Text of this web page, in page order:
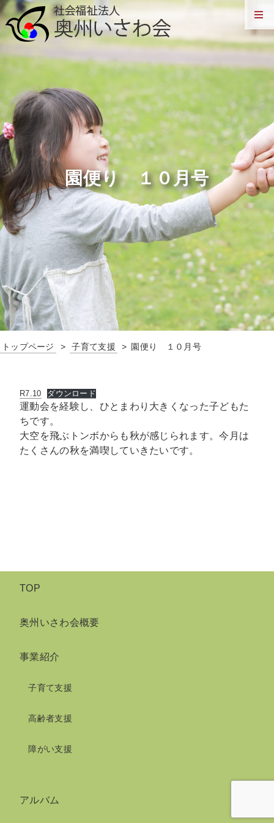
園便り １０月号
トップページ 子育て支援 園便り １０月号
R7.10 ダウンロード
運動会を経験し、ひとまわり大きくなった子どもた
ちです。
大空を飛ぶトンボからも秋が感じられます。今月は
たくさんの秋を満喫していきたいです。
TOP
奥州いさわ会概要
事業紹介
子育て支援
高齢者支援
障がい支援
アルバム